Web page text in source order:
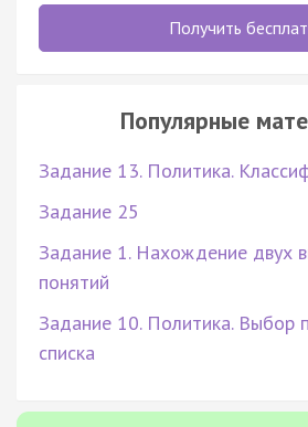
Получить
Популярные
Задание 13. Политика.
Задание 25
Задание 1. Нахождение двух
понятий
Задание 10. Политика. Выбор
списка